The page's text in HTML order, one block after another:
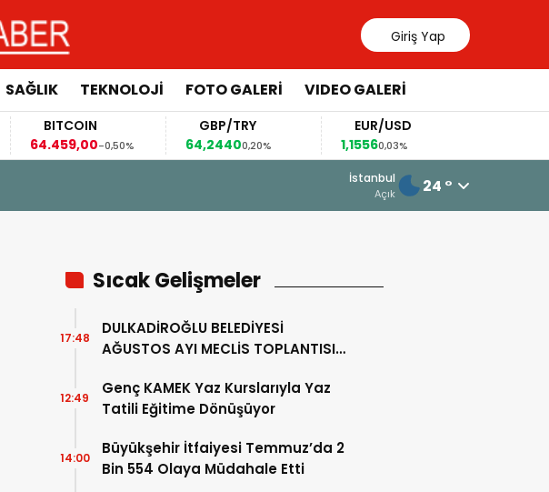
Giriş Yap
SAĞLIK TEKNOLOJİ FOTO GALERİ VIDEO GALERİ
BITCOIN
64.459,00-0,50%
GBP/TRY
64,24400,20%
EUR/USD
1,15560,03%
19 Mart 2026 - 13:54
Toptaş, Bayramda Personeliyle Bir
İstanbul
Açık 24 °
Sıcak Gelişmeler
DULKADİROĞLU BELEDİYESİ
AĞUSTOS AYI MECLİS TOPLANTISI
17:48
Genç KAMEK Yaz Kurslarıyla Yaz
Tatili Eğitime Dönüşüyor
12:49
Büyükşehir İtfaiyesi Temmuz’da 2
Bin 554 Olaya Müdahale Etti
14:00